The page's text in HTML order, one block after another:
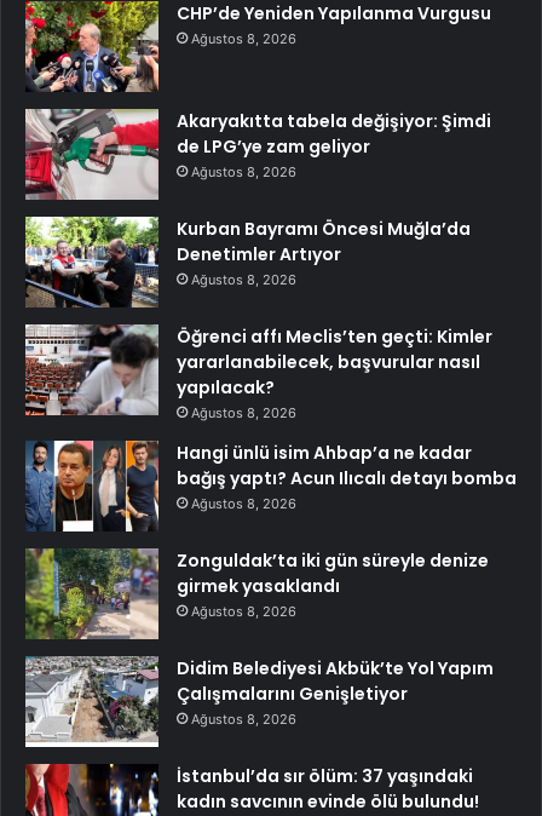
CHP’de Yeniden Yapılanma Vurgusu
Ağustos 8, 2026
Akaryakıtta tabela değişiyor: Şimdi
de LPG’ye zam geliyor
Ağustos 8, 2026
Kurban Bayramı Öncesi Muğla’da
Denetimler Artıyor
Ağustos 8, 2026
Öğrenci affı Meclis’ten geçti: Kimler
yararlanabilecek, başvurular nasıl
yapılacak?
Ağustos 8, 2026
Hangi ünlü isim Ahbap’a ne kadar
bağış yaptı? Acun Ilıcalı detayı bomba
Ağustos 8, 2026
Zonguldak’ta iki gün süreyle denize
girmek yasaklandı
Ağustos 8, 2026
Didim Belediyesi Akbük’te Yol Yapım
Çalışmalarını Genişletiyor
Ağustos 8, 2026
İstanbul’da sır ölüm: 37 yaşındaki
kadın savcının evinde ölü bulundu!